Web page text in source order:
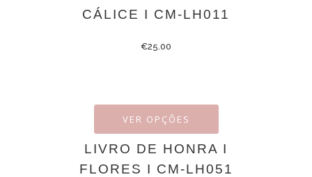
CÁLICE I CM-LH011
€25.00
VER OPÇÕES
LIVRO DE HONRA I
FLORES I CM-LH051